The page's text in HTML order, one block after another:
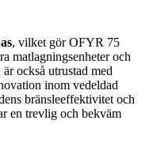
, vilket gör OFYR 75
matlagningsenheter och
också utrustad med
inom vedeldad
bränsleeffektivitet och
en trevlig och bekväm